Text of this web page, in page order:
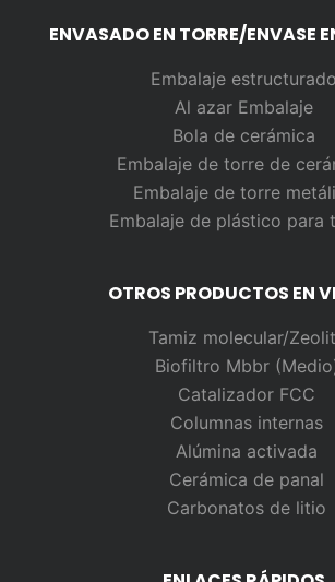
ENVASADO EN TORRE/ENVASE
Embalaje estructurado
Al azar Embalaje
Bola de cerámica
Embalaje de torre de
Embalaje de torre
Embalaje de plástico para
OTROS PRODUCTOS EN
Tamiz molecular/
Biofiltro Mbbr
Catalizador FCC
Columnas internas
Alúmina activada
Cerámica de panal
Carbonatos de litio